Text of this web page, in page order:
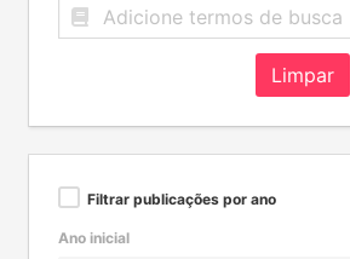
Limpar
Filtrar publicações por ano
Ano inicial